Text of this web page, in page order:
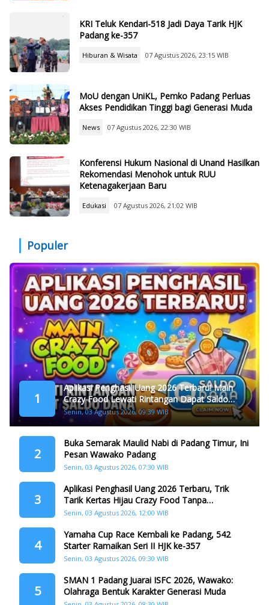
KRI Teluk Kendari-518 Jadi Daya Tarik HJK
Padang ke-357
Hiburan & Wisata 07 Agustus 2026, 23:15 WIB
MoU dengan UniKL, Pemko Padang Perluas
Akses Pendidikan Tinggi bagi Generasi Muda
News 07 Agustus 2026, 22:30 WIB
Konferensi Hukum Nasional di Unand Hasilkan
Rekomendasi Menohok untuk RUU
Ketenagakerjaan Baru
Edukasi 07 Agustus 2026, 21:02 WIB
Populer
1
Aplikasi Penghasil Uang 2026 Terbaru! Main
Crazy Food Lewati Rintangan Dapat Saldo
Dana
Senin, 03 Agustus 2026, 09:39 WIB
2
Buka Semarak Maulid Nabi di Padang Timur, Ini
Pesan Wawako Padang
Senin, 03 Agustus 2026, 07:30 WIB
3
Aplikasi Penghasil Uang 2026 Terbaru, Trik
Tarik Kertas Hijau Crazy Food Tanpa
Penggandaan
Senin, 03 Agustus 2026, 12:00 WIB
4
Yamaha Cup Race Kembali ke Padang, 542
Starter Ramaikan Seri II HJK ke-357
Senin, 03 Agustus 2026, 09:30 WIB
5
SMAN 1 Padang Juarai ISFC 2026, Wawako:
Olahraga Bentuk Karakter Generasi Muda